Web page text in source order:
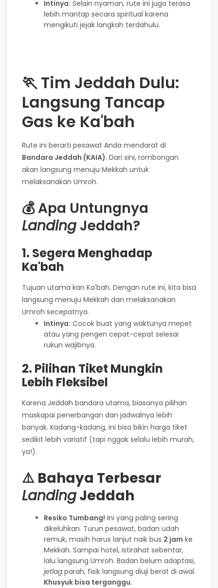
Intinya: Selain nyaman, rute ini juga terasa
lebih mantap secara spiritual karena
mengikuti jejak langkah terdahulu.
🏃Tim Jeddah Dulu:
Langsung Tancap
Gas ke Ka'bah
Rute ini berarti pesawat Anda mendarat di
Bandara Jeddah (KAIA). Dari sini, rombongan
akan langsung menuju Mekkah untuk
melaksanakan Umroh.
💰Apa Untungnya
LandingJeddah?
1. Segera Menghadap
Ka'bah
Tujuan utama kan Ka'bah. Dengan rute ini, kita bisa
langsung menuju Mekkah dan melaksanakan
Umroh secepatnya.
Intinya: Cocok buat yang waktunya mepet
atau yang pengen cepat-cepat selesai
rukun wajibnya.
2. Pilihan Tiket Mungkin
Lebih Fleksibel
Karena Jeddah bandara utama, biasanya pilihan
maskapai penerbangan dan jadwalnya lebih
banyak. Kadang-kadang, ini bisa bikin harga tiket
sedikit lebih variatif (tapi nggak selalu lebih murah,
ya!).
⚠️ Bahaya Terbesar
LandingJeddah
Resiko Tumbang! Ini yang paling sering
dikeluhkan. Turun pesawat, badan udah
remuk, masih harus lanjut naik bus 2 jam ke
Mekkah. Sampai hotel, istirahat sebentar,
lalu langsung Umroh. Badan belum adaptasi,
jetlag parah, fisik langsung diuji berat di awal.
Khusyuk bisa terganggu.